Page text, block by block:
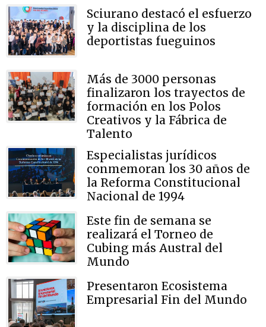
Sciurano destacó el esfuerzo
y la disciplina de los
deportistas fueguinos
Más de 3000 personas
finalizaron los trayectos de
formación en los Polos
Creativos y la Fábrica de
Talento
Especialistas jurídicos
conmemoran los 30 años de
la Reforma Constitucional
Nacional de 1994
Este fin de semana se
realizará el Torneo de
Cubing más Austral del
Mundo
Presentaron Ecosistema
Empresarial Fin del Mundo